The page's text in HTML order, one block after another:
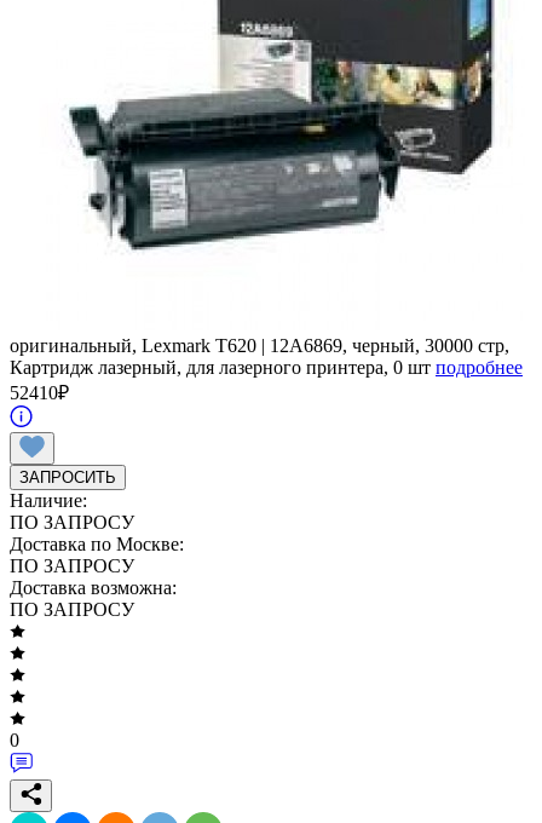
оригинальный, Lexmark T620 | 12A6869, черный, 30000 стр,
Картридж лазерный, для лазерного принтера, 0 шт подробнее
52410₽
ЗАПРОСИТЬ
Наличие:
ПО ЗАПРОСУ
Доставка по Москве:
ПО ЗАПРОСУ
Доставка возможна:
ПО ЗАПРОСУ
0